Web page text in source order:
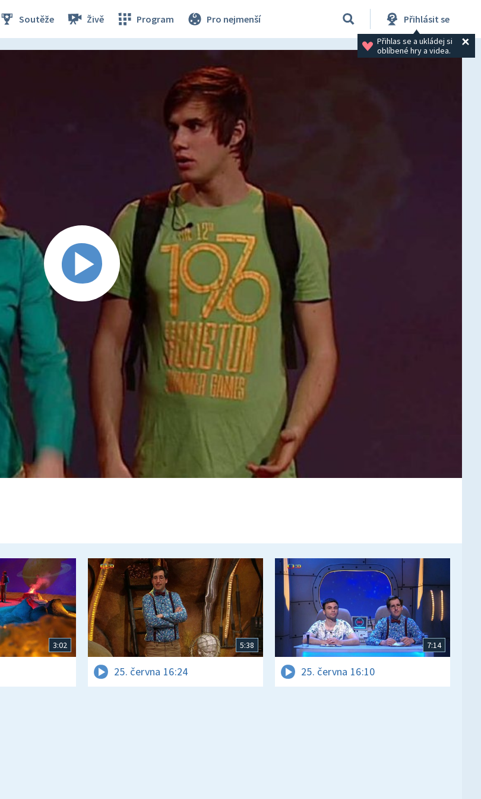
Soutěže Živě Program Pro nejmenší Přihlásit se
Přihlas se a ukládej si
oblíbené hry a videa.
3:02 5:38
25. června 16:24
7:14
25. června 16:10